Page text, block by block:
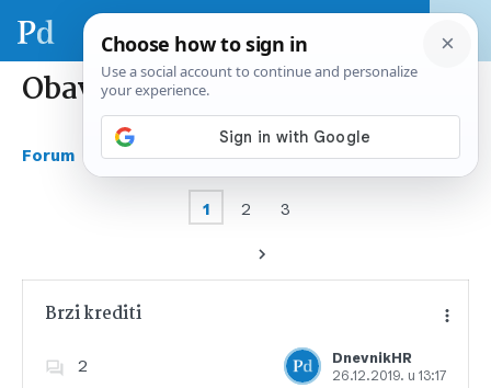
Obavijesti
Forum Razno › Obavijesti
1 2 3
Brzi krediti
2
DnevnikHR
26.12.2019. u 13:17
Dodajte u favorite